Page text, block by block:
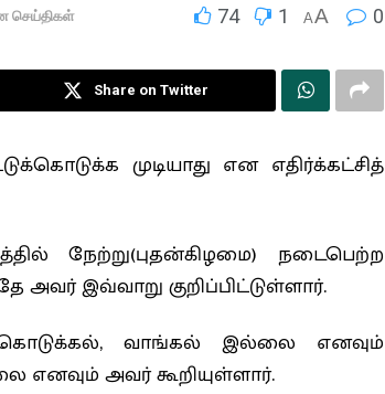
செய்திகள் 74 1 AA 0
Share on Twitter
முடியாது என எதிர்க்கட்சித்
நேற்று(புதன்கிழமை) நடைபெற்ற
இவ்வாறு குறிப்பிட்டுள்ளார்.
வாங்கல் இல்லை எனவும்
அவர் கூறியுள்ளார்.